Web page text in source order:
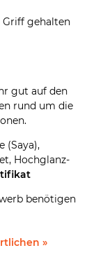
gehalten
gut auf den
rund um die
(Saya),
Hochglanz-
benötigen
»